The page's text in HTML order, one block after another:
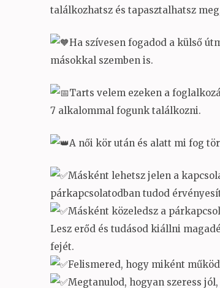
találkozhatsz és tapasztalhatsz
Ha szívesen fogadod a külső
másokkal szemben is.
Tarts velem ezeken a
7 alkalommal fogunk találkozni.
A női kör után és alatt mi fog
Másként lehetsz jelen a
párkapcsolatodban tudod
Másként közeledsz a
Lesz erőd és tudásod kiállni
fejét.
Felismered, hogy miként
Megtanulod, hogyan szeress